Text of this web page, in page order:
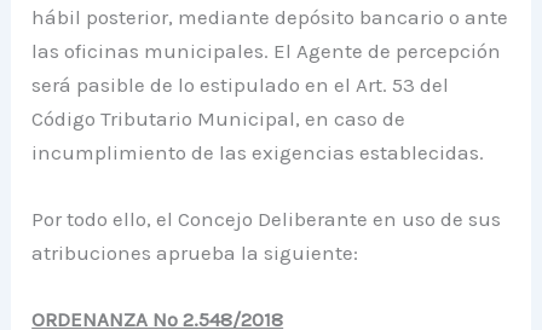
hábil posterior, mediante depósito bancario o ante
las oficinas municipales. El Agente de percepción
será pasible de lo estipulado en el Art. 53 del
Código Tributario Municipal, en caso de
incumplimiento de las exigencias establecidas.
Por todo ello, el Concejo Deliberante en uso de sus
atribuciones aprueba la siguiente:
ORDENANZA Nº 2.548/2018